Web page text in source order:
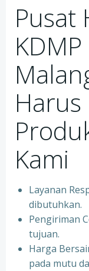
Pusat
Kami
Layanan
dibutuhkan.
Pengiriman
tujuan.
Harga
pada mutu